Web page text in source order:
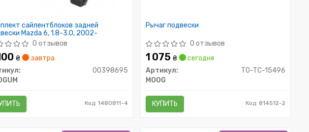
сайлентблоков задней
Mazda 6, 1.8-3.0, 2002-
0 отзывов
₴
завтра
00398695
Код: 1480811-4
Рычаг подвески
0 отзывов
1 075₴
сегодня
Артикул:
TO-TC-15496
MOOG
КУПИТЬ Код: 814512-2